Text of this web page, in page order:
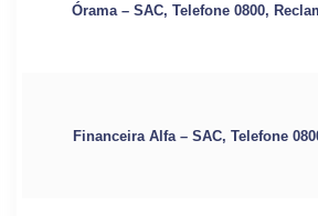
Órama – SAC, Telefone 0800,
Financeira Alfa – SAC, Telefone